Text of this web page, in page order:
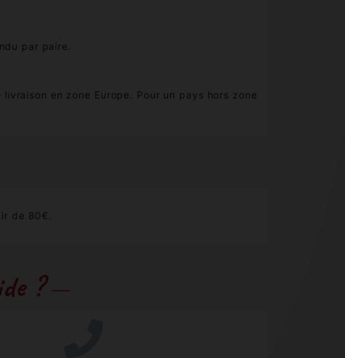
par paire.
en zone Europe. Pour un pays hors zone
de 80€.
?